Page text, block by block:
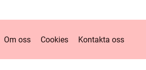
Om oss Cookies Kontakta oss